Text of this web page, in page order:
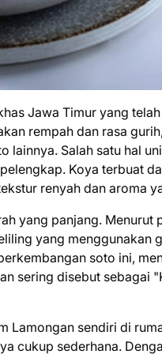
Jawa Timur yang
rempah dan rasa
lainnya. Salah satu hal
Koya terbuat
renyah dan aroma
yang panjang. Menurut
yang menggunakan
soto ini,
sering disebut sebagai
Lamongan sendiri di
cukup sederhana.